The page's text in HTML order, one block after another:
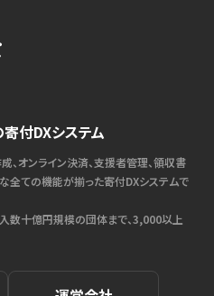
付DXシステム
、オンライン決済、支援者管理、領収書
全ての機能が揃った寄付DXシステムで
数十億円規模の団体まで、3,000以上